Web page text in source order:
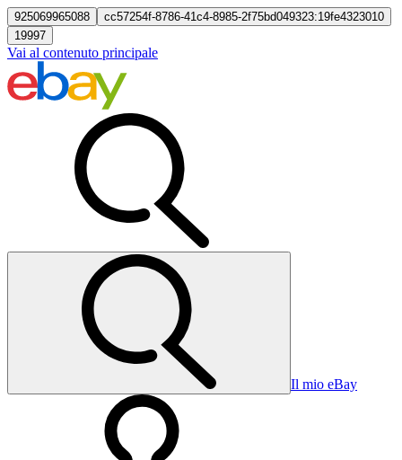
925069965088
cc57254f-8786-41c4-8985-2f75bd049323:19fe4323010
19997
Vai al contenuto principale
Il mio eBay